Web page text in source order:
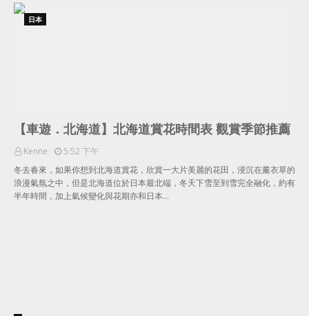
日本
【車遊．北海道】北海道賞花時間表 觀賞季節推薦
Kenne
5:52 下午
冬去春來，如果你想到北海道賞花，欣賞一大片美麗的花田，浸沉在薰衣草的
浪漫氣氛之中，但是北海道位於日本最北端，冬天下雪至到雪完全融化，約有
半年時間，加上氣候變化與花期亦和日本…